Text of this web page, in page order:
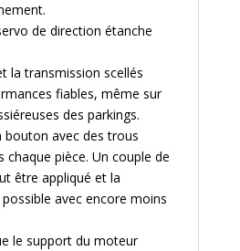
de direction étanche
la transmission scellés
fiables, même sur
des parkings.
bouton avec des trous
chaque pièce. Un couple de
être appliqué et la
avec encore moins
le support du moteur